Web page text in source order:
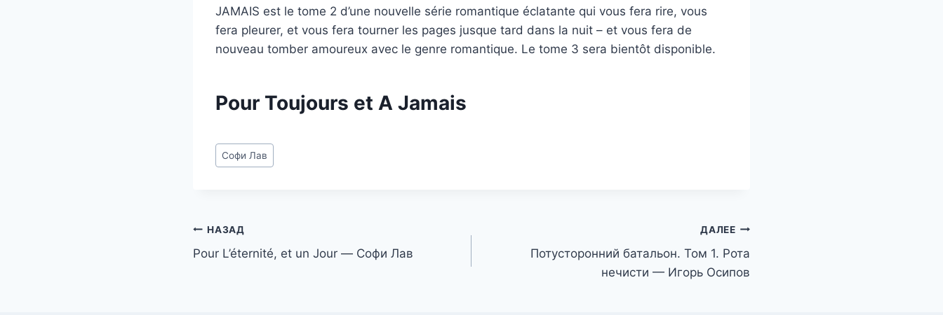
JAMAIS est le tome 2 d’une nouvelle série romantique éclatante qui vous fera rire, vous
fera pleurer, et vous fera tourner les pages jusque tard dans la nuit – et vous fera de
nouveau tomber amoureux avec le genre romantique. Le tome 3 sera bientôt disponible.
Pour Toujours et A Jamais
Метки
записи:
Софи Лав
Навигация
по
НАЗАД
Pour L’éternité, et un Jour — Софи Лав
ДАЛЕЕ
Потусторонний батальон. Том 1. Рота
нечисти — Игорь Осипов